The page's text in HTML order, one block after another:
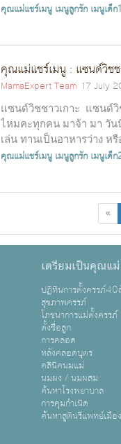
คุณแม่แชร์เมนู เมนูลูกรัก เมนูเด็
คุณแม่แชร์เมนู : แซนด์วิชช
MamaExpert Team 17 July
แซนด์วิชชาวเกาะ แซนด์วิ
ไหมคะทุกคน มาจ้า มา วั
เล่น ทานเป็นอาหารว่าง ห
คุณแม่แชร์เมนู เมนูลูกรัก เมนูเด็
«
เตรียมเป็นคุณแม่
ปฏิทินการตั้งครรภ์
สุขภาพครรภ์
โภชนาการแม่ตั้งครรภ์
ตั้งชื่อลูก
การคลอด
หลังคลอดบุตร
คลินิคนมแม่
นมผง / นมผสม
ค้นหาโรงพยาบาล
การคุมกำเนิด
ค้นหาสูตินรีแพทย์เมือ